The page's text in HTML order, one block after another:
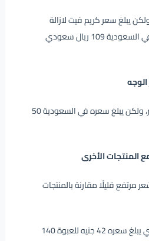
يبلغ سعر كريم فيت لازالة
الشعر للرجال في الصيدليات في السعودية 109 ريال سعودي
هذا النوع غير متوفر في مصر، ولكن يبلغ سعره في السعودية 50
المنتجات الأخرى
مرتفع قليلًا مقارنة بالمنتجات
كريم وان (ONE)، والذي يبلغ سعره 42 جنيه للعبوة 140